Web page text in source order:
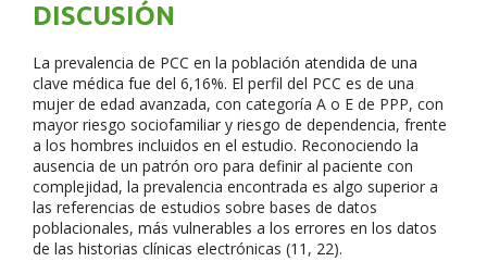
DISCUSIÓN
La prevalencia de PCC en la población atendida de una
clave médica fue del 6,16%. El perfil del PCC es de una
mujer de edad avanzada, con categoría A o E de PPP, con
mayor riesgo sociofamiliar y riesgo de dependencia, frente
a los hombres incluidos en el estudio. Reconociendo la
ausencia de un patrón oro para definir al paciente con
complejidad, la prevalencia encontrada es algo superior a
las referencias de estudios sobre bases de datos
poblacionales, más vulnerables a los errores en los datos
de las historias clínicas electrónicas (11, 22).